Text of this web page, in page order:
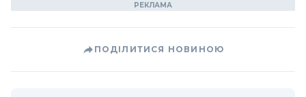
ПОДІЛИТИСЯ НОВИНОЮ